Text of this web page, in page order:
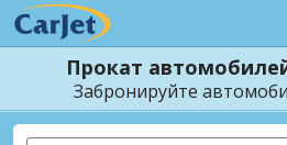
Прокат
Забронируйте